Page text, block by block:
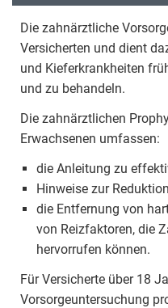
Die zahnärztliche
Versicherten und dient
und Kieferkrankheiten
und zu behandeln.
Die zahnärztlichen
Erwachsenen umfassen:
die Anleitung zu
Hinweise zur
die Entfernung von
von Reizfaktoren, die
hervorrufen können.
Für Versicherte über 18
Vorsorgeuntersuchung